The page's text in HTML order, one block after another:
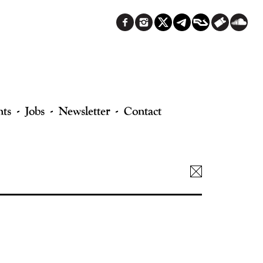
Jobs Newsletter Contact